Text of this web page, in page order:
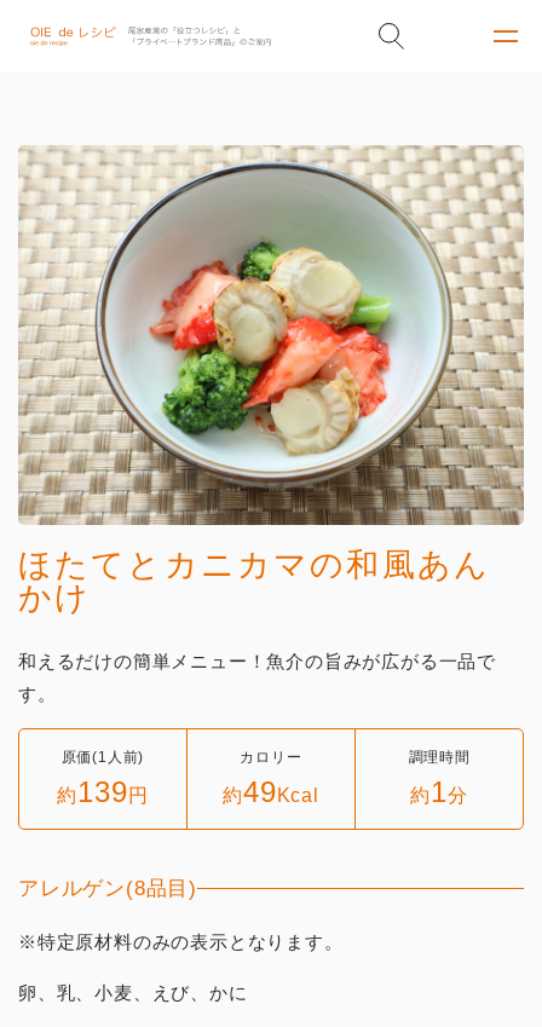
ほたてとカニカマの和風あん
かけ
和えるだけの簡単メニュー！魚介の旨みが広がる一品で
す。
原価(1人前)
約139円
カロリー
約49Kcal
調理時間
約1分
アレルゲン(8品目)
※特定原材料のみの表示となります。
卵、乳、小麦、えび、かに